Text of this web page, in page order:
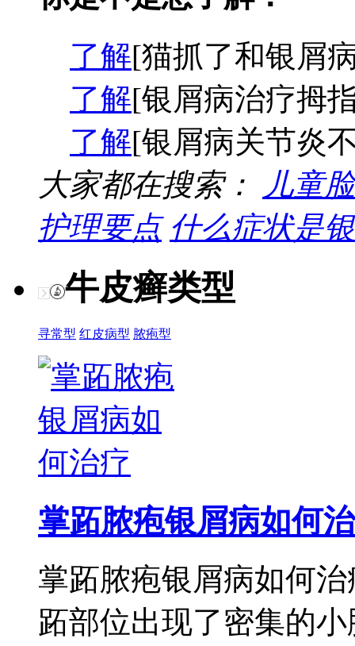
了解[猫抓了和银屑
了解[银屑病治疗拇
了解[银屑病关节炎
大家都在搜索：
儿童
护理要点 什么症状是
牛皮癣类型
寻常型 红皮病型 脓疱型
掌跖脓疱银屑病如何治
掌跖脓疱银屑病如何
跖部位出现了密集的